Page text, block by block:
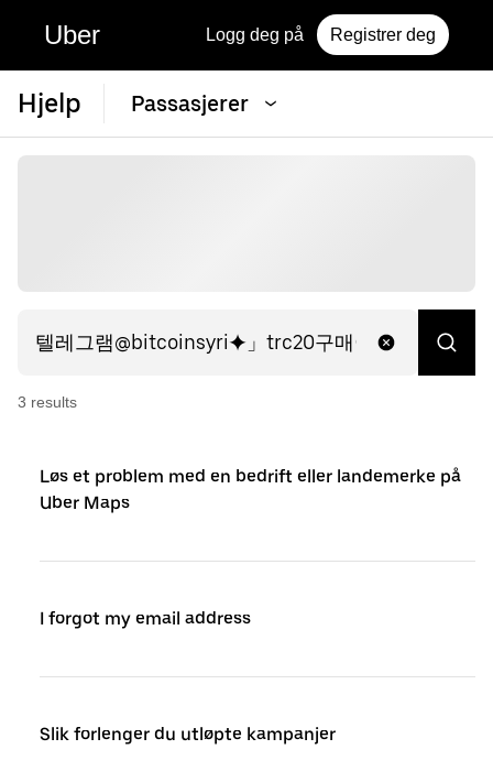
Uber Logg deg på Registrer deg
Hjelp Passasjerer
3 results
Løs et problem med en bedrift eller landemerke på
Uber Maps
I forgot my email address
Slik forlenger du utløpte kampanjer